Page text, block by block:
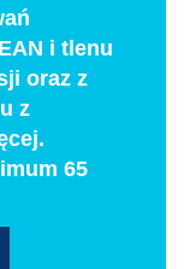
i tlenu
oraz z
z
65